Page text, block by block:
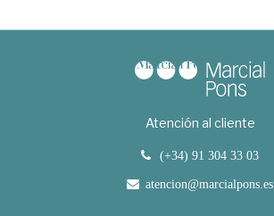
Atención al cliente
(+34) 91 304 33 03
atencion@marcialpons.es